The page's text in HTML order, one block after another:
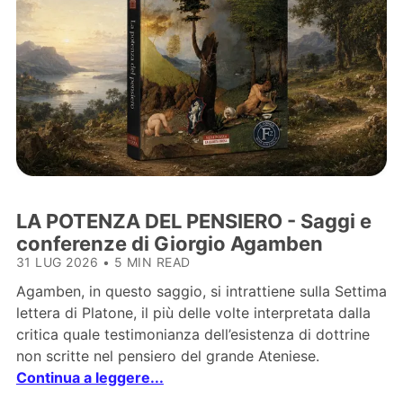
LA POTENZA DEL PENSIERO - Saggi e
conferenze di Giorgio Agamben
31 LUG 2026 • 5 MIN READ
Agamben, in questo saggio, si intrattiene sulla Settima
lettera di Platone, il più delle volte interpretata dalla
critica quale testimonianza dell’esistenza di dottrine
non scritte nel pensiero del grande Ateniese.
Continua a leggere...